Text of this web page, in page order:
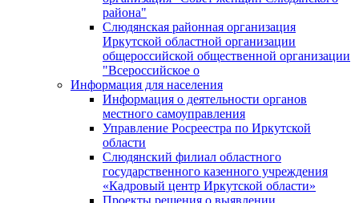
района"
Слюдянская районная организация
Иркутской областной организации
общероссийской общественной организации
"Всероссийское о
Информация для населения
Информация о деятельности органов
местного самоуправления
Управление Росреестра по Иркутской
области
Слюдянский филиал областного
государственного казенного учреждения
«Кадровый центр Иркутской области»
Проекты решения о выявлении